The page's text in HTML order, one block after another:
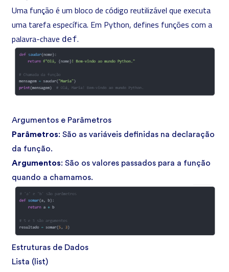
Uma função é um bloco de código reutilizável que executa
uma tarefa específica. Em Python, defines funções com a
palavra-chave def.
Argumentos e Parâmetros
Parâmetros: São as variáveis definidas na declaração
da função.
Argumentos: São os valores passados para a função
quando a chamamos.
Estruturas de Dados
Lista (list)